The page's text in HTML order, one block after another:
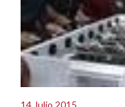
14 Julio 2015